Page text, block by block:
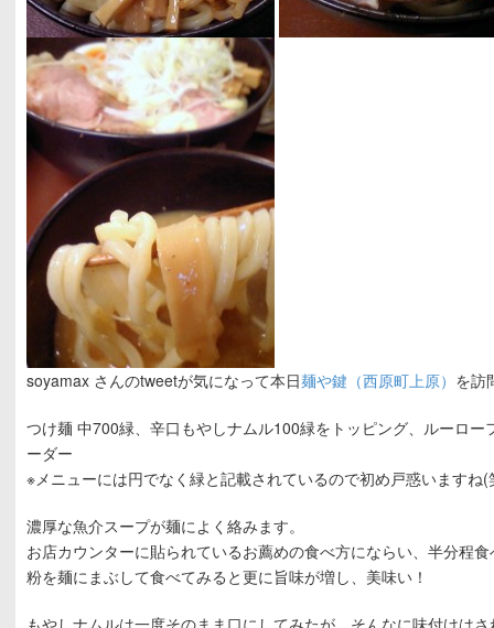
soyamax さんのtweetが気になって本日麺や鍵（西原町上原） を訪
つけ麺 中700緑、辛口もやしナムル100緑をトッピング、ルーロー
ーダー
※メニューには円でなく緑と記載されているので初め戸惑いますね(
濃厚な魚介スープが麺によく絡みます。
お店カウンターに貼られているお薦めの食べ方にならい、半分程
粉を麺にまぶして食べてみると更に旨味が増し、美味い！
もやしナムルは一度そのまま口にしてみたが、そんなに味付けは